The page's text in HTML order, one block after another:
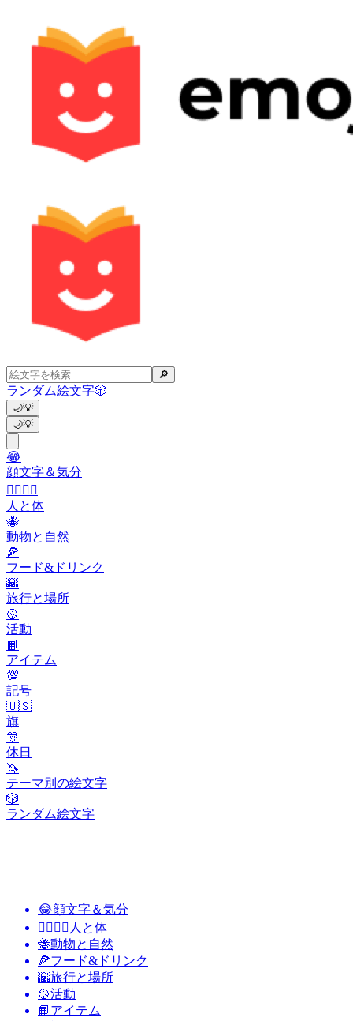
🔎
ランダム絵文字🎲
🌙💡
🌙💡
😂
顔文字＆気分
👩‍❤️‍💋‍👨
人と体
🐝
動物と自然
🍕
フード&ドリンク
🌇
旅行と場所
🥎
活動
📙
アイテム
💯
記号
🇺🇸
旗
🎊
休日
🦄
テーマ別の絵文字
🎲
ランダム絵文字
😂顔文字＆気分
👩‍❤️‍💋‍👨 人と体
🐝動物と自然
🍕フード&ドリンク
🌇旅行と場所
🥎活動
📙 アイテム